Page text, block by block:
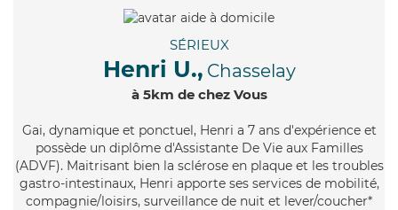
SÉRIEUX
Henri U., Chasselay
à 5km de chez Vous
Gai, dynamique et ponctuel, Henri a 7 ans d'expérience et
possède un diplôme d'Assistante De Vie aux Familles
(ADVF). Maitrisant bien la sclérose en plaque et les troubles
gastro-intestinaux, Henri apporte ses services de mobilité,
compagnie/loisirs, surveillance de nuit et lever/coucher*